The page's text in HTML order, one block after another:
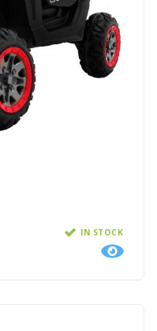
IN STOCK